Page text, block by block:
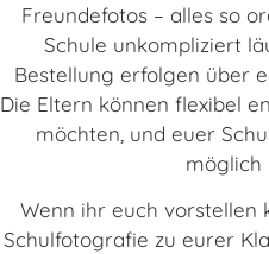
Freundefotos – alles so
Schule unkompliziert
Bestellung erfolgen über
Die Eltern können flexibel
möchten, und euer
möglich
Wenn ihr euch vorstellen
Schulfotografie zu eurer